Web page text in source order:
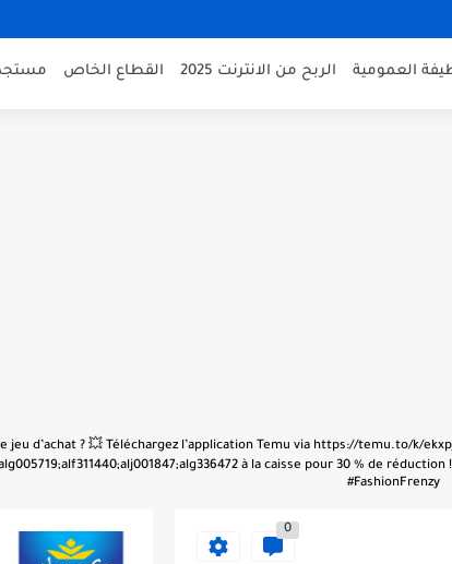
العمومية الربح من الانترنت 2025 القطاع الخاص
jeu d’achat ? 💥 Téléchargez l’application Temu via https://temu.to/k/
à la caisse pour 30 % de
#FashionFrenzy
0